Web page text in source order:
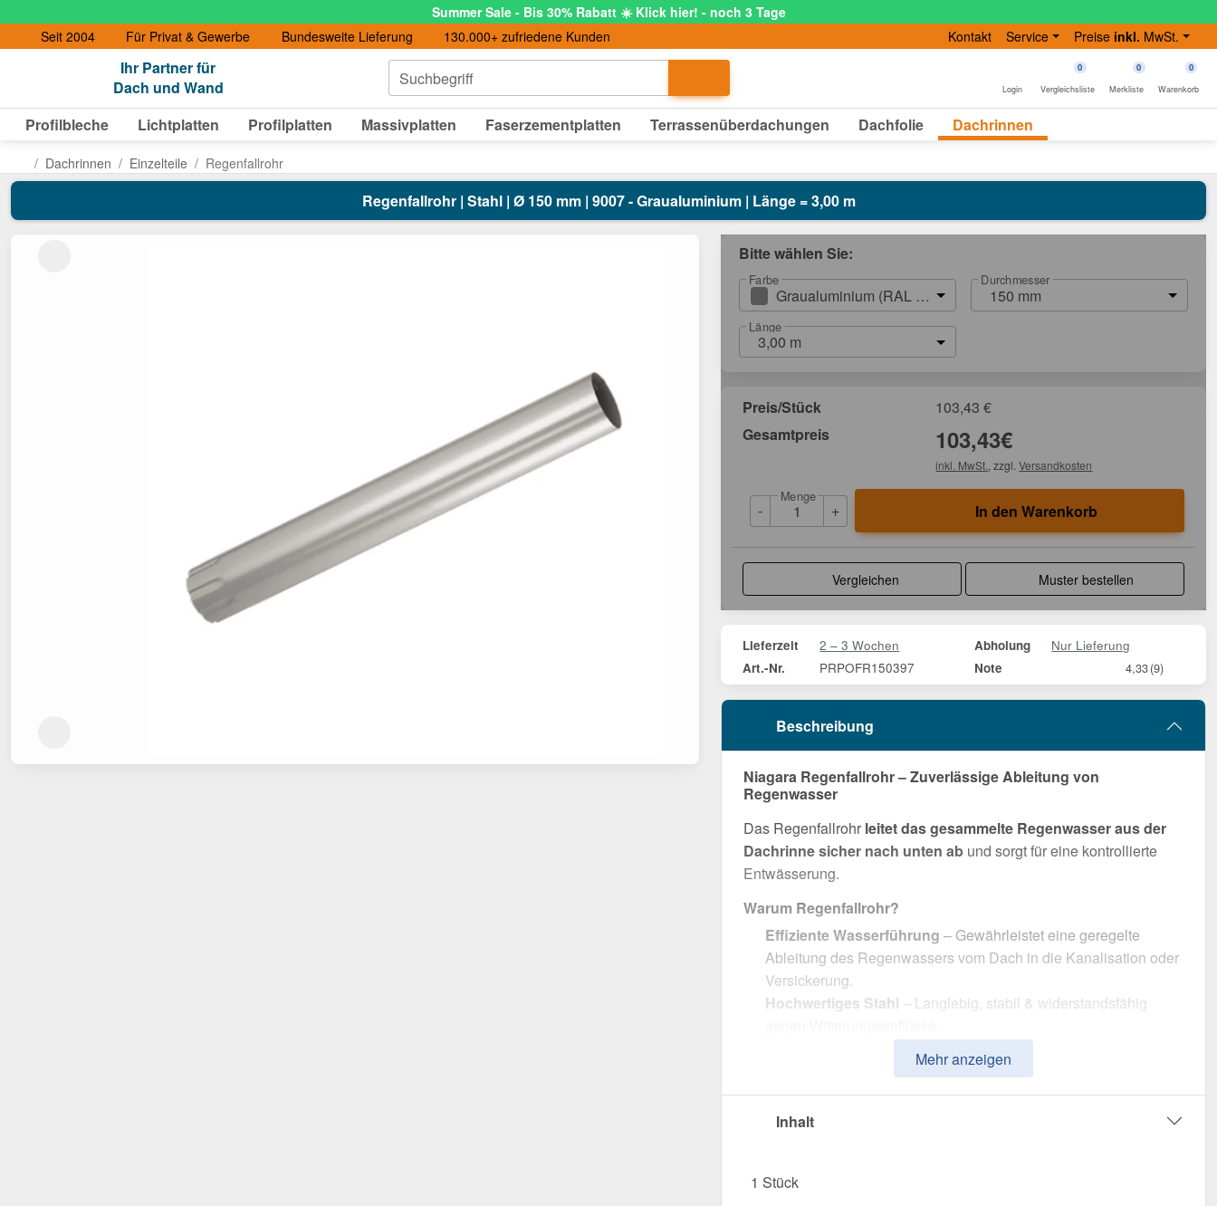
Summer Sale - Bis 30% Rabatt ☀️ Klick hier! - noch 3 Tage
Seit 2004
Für Privat & Gewerbe Bundesweite Lieferung 130.000+ zufriedene Kunden Kontakt Service Preise inkl. MwSt.
Ihr Partner für
Dach und Wand
Suchbegriff
Login
0
Vergleichsliste
0
Merkliste
0
Warenkorb
Profilbleche Lichtplatten Profilplatten Massivplatten Faserzementplatten Terrassenüberdachungen Dachfolie Dachrinnen
Dachrinnen Einzelteile Regenfallrohr
Regenfallrohr | Stahl | Ø 150 mm | 9007 - Graualuminium | Länge = 3,00 m
Bitte wählen Sie:
Farbe
Graualuminium (RAL 9007)
Durchmesser
150 mm
Länge
3,00 m
Preis/Stück 103,43 €
Gesamtpreis
103,43€
inkl. MwSt. , zzgl.Versandkosten
-
Menge
+ In den Warenkorb
Vergleichen Muster bestellen
Lieferzeit 2 – 3 Wochen Abholung Nur Lieferung
Art.-Nr. PRPOFR150397 Note 4,33(9)
Beschreibung
Niagara Regenfallrohr – Zuverlässige Ableitung von
Regenwasser
Das Regenfallrohr leitet das gesammelte Regenwasser aus der
Dachrinne sicher nach unten ab und sorgt für eine kontrollierte
Entwässerung.
Warum Regenfallrohr?
Effiziente Wasserführung – Gewährleistet eine geregelte
Ableitung des Regenwassers vom Dach in die Kanalisation oder
Versickerung.
Hochwertiges Stahl – Langlebig, stabil & widerstandsfähig
Einfache Montage– 3,00 m Länge, passgenau für Niagara Stahl
Dachrinnen.
Garantie
Mehr anzeigen
Inhalt
1 Stück